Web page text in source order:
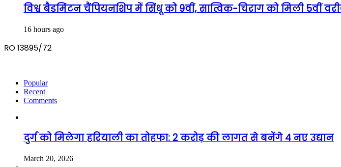
विश्व बैडमिंटन चैंपियनशिप में सिंधू को 9वीं, सात्विक-चिराग को मिली 5वीं
16 hours ago
RO 13895/72
Popular
Recent
Comments
दुर्ग को मिलेगा हरियाली का तोहफा: 2 करोड़ की लागत से बनेंगे 4 नए उद्यान
March 20, 2026